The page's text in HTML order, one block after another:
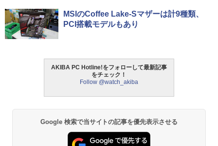
MSIのCoffee Lake-Sマザーは計9種類、
PCI搭載モデルもあり
AKIBA PC Hotline!をフォローして最新記事
をチェック！
Follow @watch_akiba
Google 検索で当サイトの記事を優先表示させる